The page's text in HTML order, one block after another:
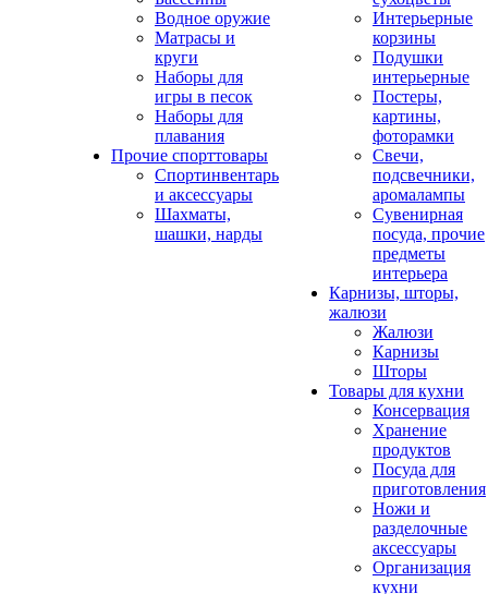
Водное оружие
Матрасы и
круги
Наборы для
игры в песок
Наборы для
плавания
Прочие спорттовары
Спортинвентарь
и аксессуары
Шахматы,
шашки, нарды
Интерьерные
корзины
Подушки
интерьерные
Постеры,
картины,
фоторамки
Свечи,
подсвечники,
аромалампы
Сувенирная
посуда, прочие
предметы
интерьера
Карнизы, шторы,
жалюзи
Жалюзи
Карнизы
Шторы
Товары для кухни
Консервация
Хранение
продуктов
Посуда для
приготовления
Ножи и
разделочные
аксессуары
Организация
кухни